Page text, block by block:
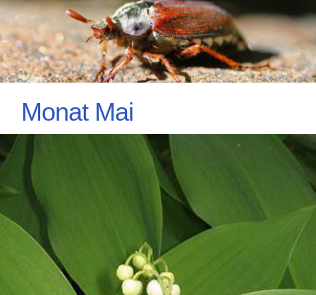
Monat Mai